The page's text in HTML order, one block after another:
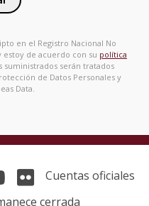
en el Registro Nacional No
estoy de acuerdo con su política
suministrados serán tratados
de Datos Personales y
Data.
Cuentas oficiales
cerrada